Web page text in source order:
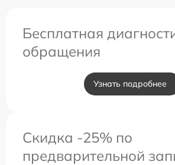
Бесплатная
обращения
Узнать подробнее
Скидка -25% по
предварительной